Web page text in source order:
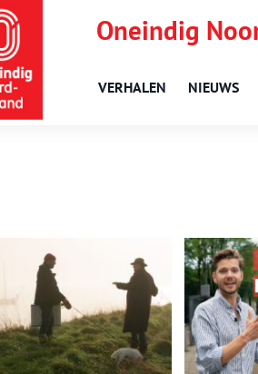
Oneindig
VERHALEN NIEUWS